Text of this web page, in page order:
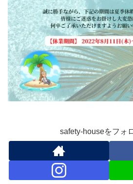
safety-houseをフォ